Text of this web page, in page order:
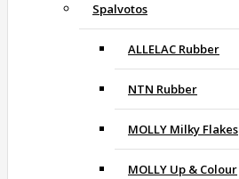
Spalvotos
ALLELAC Rubber
NTN Rubber
MOLLY Milky Flakes
MOLLY Up & Colour